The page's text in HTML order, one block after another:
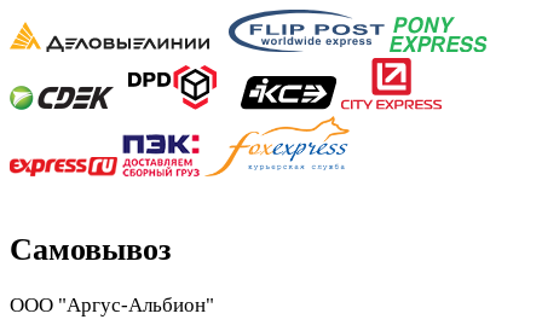
Самовывоз
ООО "Аргус-Альбион"